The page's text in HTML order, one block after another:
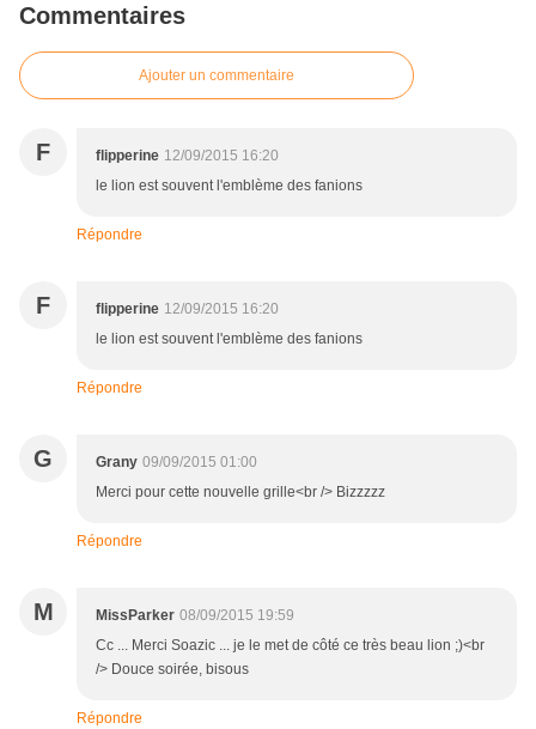
Commentaires
Ajouter un commentaire
F flipperine 12/09/2015 16:20
le lion est souvent l'emblème des fanions
Répondre
F flipperine 12/09/2015 16:20
le lion est souvent l'emblème des fanions
Répondre
G Grany 09/09/2015 01:00
Merci pour cette nouvelle grille<br /> Bizzzzz
Répondre
M MissParker 08/09/2015 19:59
Cc ... Merci Soazic ... je le met de côté ce très beau lion ;)<br
/> Douce soirée, bisous
Répondre